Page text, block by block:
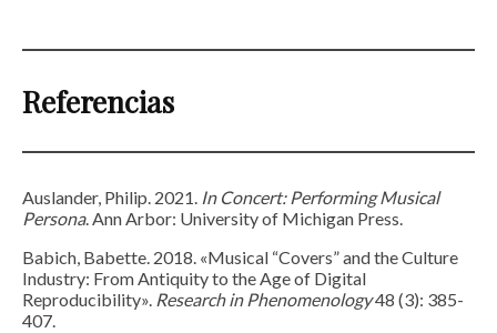
Referencias
Auslander, Philip. 2021. In Concert: Performing Musical
Persona. Ann Arbor: University of Michigan Press.
Babich, Babette. 2018. «Musical “Covers” and the Culture
Industry: From Antiquity to the Age of Digital
Reproducibility». Research in Phenomenology48 (3): 385-
407.